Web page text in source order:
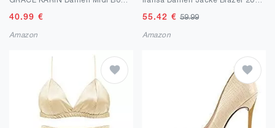
40.99 €
Amazon
55.42 € 59.99
Amazon